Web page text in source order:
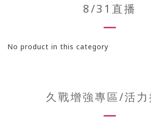
8/31直播
No product in this category
久戰增強專區/活力